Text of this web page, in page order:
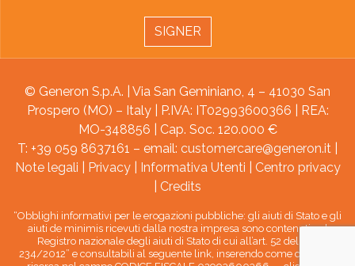
SIGNER
© Generon S.p.A. | Via San Geminiano, 4 – 41030 San
Prospero (MO) – Italy | P.IVA: IT02993600366 | REA:
MO-348856 | Cap. Soc. 120.000 €
T: +39 059 8637161 – email: customercare@generon.it
Note legali
Privacy| Informativa Utenti
Centro privacy
Credits
“Obblighi informativi per le erogazioni pubbliche: gli aiuti di Stato e gli
aiuti de minimis ricevuti dalla nostra impresa sono contenuti nel
Registro nazionale degli aiuti di Stato di cui all’art. 52 della L.
234/2012” e consultabili al seguente link, inserendo come chiave di